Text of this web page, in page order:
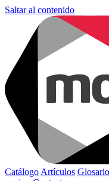
Saltar al contenido
Catálogo Artículos Glosario